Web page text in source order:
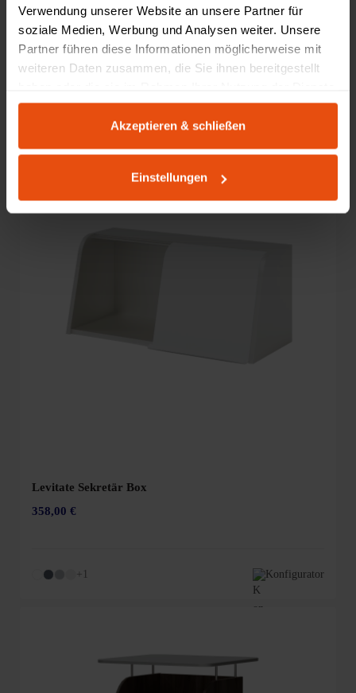
Verwendung unserer Website an unsere Partner für
soziale Medien, Werbung und Analysen weiter. Unsere
Partner führen diese Informationen möglicherweise mit
weiteren Daten zusammen, die Sie ihnen bereitgestellt
gesammelt haben.
Akzeptieren & schließen
Einstellungen
Motion Executive Furnier mit Container
5.049,00 €
Levitate Sekretär Box
358,00 €
+1 Konfigurator